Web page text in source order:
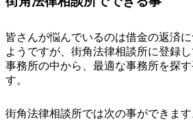
皆さんが悩んでいるのは借金の返済
ようですが、街角法律相談所に登録
事務所の中から、最適な事務所を探
す。
街角法律相談所では次の事ができます